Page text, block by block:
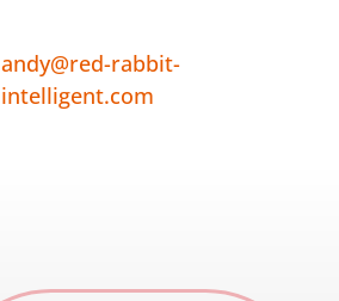
andy@red-rabbit-
intelligent.com